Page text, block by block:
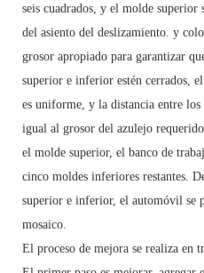
seis cuadrados, y el molde
del asiento del deslizamiento. y
grosor apropiado para garantizar
superior e inferior estén cerrados,
es uniforme, y la distancia entre
igual al grosor del azulejo
el molde superior, el banco de
cinco moldes inferiores restantes.
superior e inferior, el automóvil se
mosaico.
El proceso de mejora se realiza en